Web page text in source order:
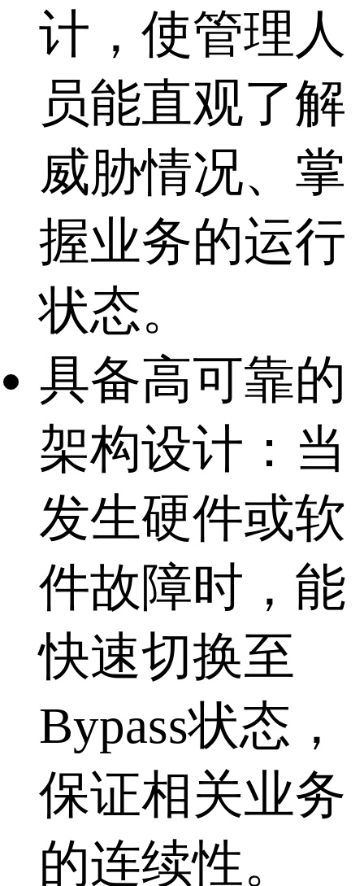
计，使管理人
员能直观了解
威胁情况、掌
握业务的运行
状态。
具备高可靠的
架构设计：当
发生硬件或软
件故障时，能
快速切换至
Bypass状态，
保证相关业务
的连续性。